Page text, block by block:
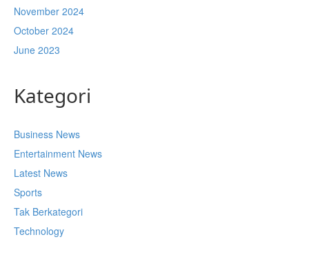
November 2024
October 2024
June 2023
Kategori
Business News
Entertainment News
Latest News
Sports
Tak Berkategori
Technology